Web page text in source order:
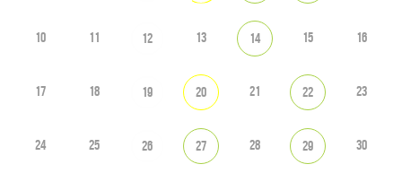
10 11 12 13 14 15 16
17 18 19 20 21 22 23
24 25 26 27 28 29 30